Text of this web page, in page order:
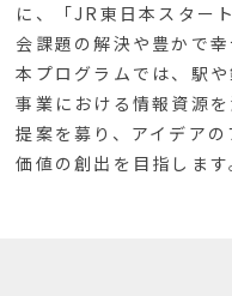
に、「JR東日本スター
会課題の解決や豊かで
本プログラムでは、駅
事業における情報資源
提案を募り、アイデア
価値の創出を目指します